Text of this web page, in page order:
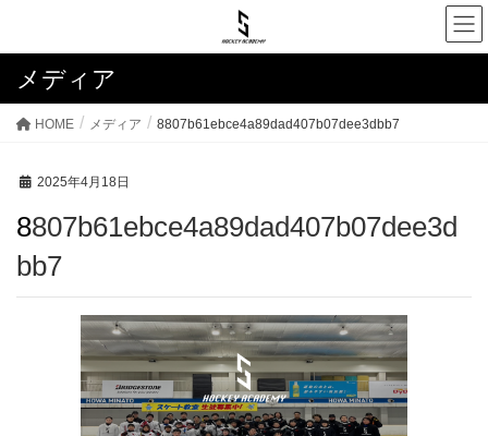
メディア
HOME メディア 8807b61ebce4a89dad407b07dee3dbb7
2025年4月18日
8807b61ebce4a89dad407b07dee3d
bb7